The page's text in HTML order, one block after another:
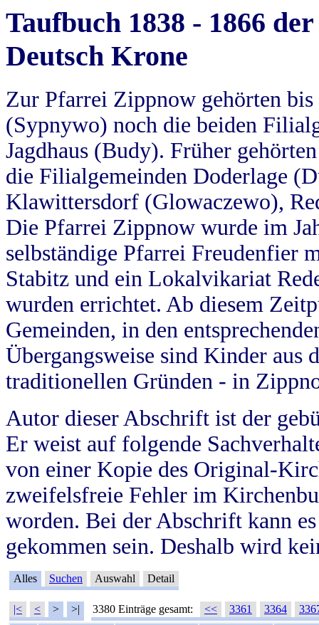
Taufbuch 1838 - 1866
Deutsch Krone
Zur Pfarrei Zippnow gehörten
(Sypnywo) noch die beiden
Jagdhaus (Budy). Früher
die Filialgemeinden Doderlage
Klawittersdorf (Glowaczewo),
Die Pfarrei Zippnow wurde im
selbständige Pfarrei Freudenfier
Stabitz und ein Lokalvikariat
wurden errichtet. Ab diesem
Gemeinden, in den
Übergangsweise sind Kinder aus
traditionellen Gründen - in
Autor dieser Abschrift ist der
Er weist auf folgende
von einer Kopie des Original-
zweifelsfreie Fehler im
worden. Bei der Abschrift kann
gekommen sein. Deshalb wird
Alles Suchen Auswahl Detail
|< < > >| 3380 Einträge gesamt: << 3361 3364